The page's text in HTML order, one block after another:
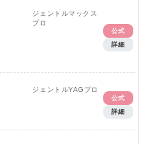
ジェントルマックス
プロ
公式
詳細
ジェントルYAGプロ
公式
詳細